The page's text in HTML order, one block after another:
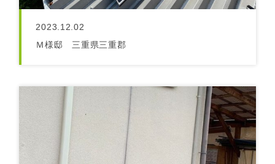
2023.12.02
Ｍ様邸 三重県三重郡